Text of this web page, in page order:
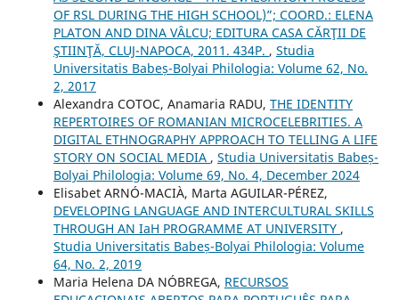
OF RSL DURING THE HIGH SCHOOL)”; COORD.: ELENA
PLATON AND DINA VÂLCU; EDITURA CASA CĂRŢII DE
ŞTIINŢĂ, CLUJ-NAPOCA, 2011. 434P. , Studia
Universitatis Babeș-Bolyai Philologia: Volume 62, No.
2, 2017
Alexandra COTOC, Anamaria RADU, THE IDENTITY
REPERTOIRES OF ROMANIAN MICROCELEBRITIES. A
DIGITAL ETHNOGRAPHY APPROACH TO TELLING A LIFE
STORY ON SOCIAL MEDIA , Studia Universitatis Babeș-
Bolyai Philologia: Volume 69, No. 4, December 2024
Elisabet ARNÓ-MACIÀ, Marta AGUILAR-PÉREZ,
DEVELOPING LANGUAGE AND INTERCULTURAL SKILLS
THROUGH AN IaH PROGRAMME AT UNIVERSITY ,
Studia Universitatis Babeș-Bolyai Philologia: Volume
64, No. 2, 2019
Maria Helena DA NÓBREGA, RECURSOS